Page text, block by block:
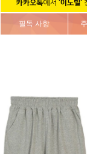
필독 사항